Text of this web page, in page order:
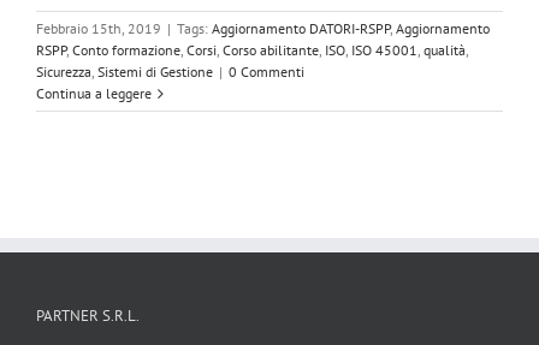
Febbraio 15th, 2019 | Tags: Aggiornamento DATORI-RSPP, Aggiornamento
RSPP, Conto formazione, Corsi, Corso abilitante, ISO, ISO 45001, qualità,
Sicurezza, Sistemi di Gestione | 0 Commenti
Continua a leggere
PARTNER S.R.L.